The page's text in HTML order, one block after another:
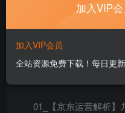
01_【京东运营解析】
加入VIP
加入VIP会员
全站资源免费下载！每日更